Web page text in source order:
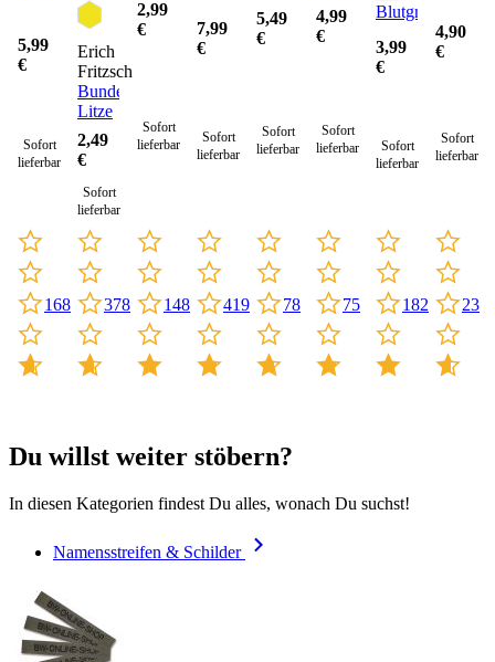
5,99
€
Sofort
lieferbar
168
Erich
Fritzsch
Bundeswehr
Litze
2,49
€
Sofort
lieferbar
378
Flausch
bunt
2,99
€
Sofort
lieferbar
148
7,99
€
Sofort
lieferbar
419
5,49
€
Sofort
lieferbar
78
4,99
€
Sofort
lieferbar
75
Blutgruppen
3,99
€
Sofort
lieferbar
182
4,90
€
Sofort
lieferbar
23
Du willst weiter stöbern?
In diesen Kategorien findest Du alles, wonach Du suchst!
Namensstreifen & Schilder